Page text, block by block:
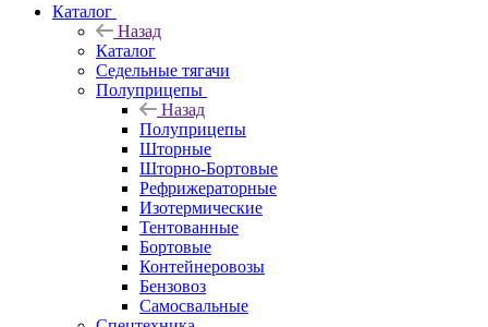
Каталог
Назад
Каталог
Седельные тягачи
Полуприцепы
Назад
Полуприцепы
Шторные
Шторно-Бортовые
Рефрижераторные
Изотермические
Тентованные
Бортовые
Контейнеровозы
Бензовоз
Самосвальные